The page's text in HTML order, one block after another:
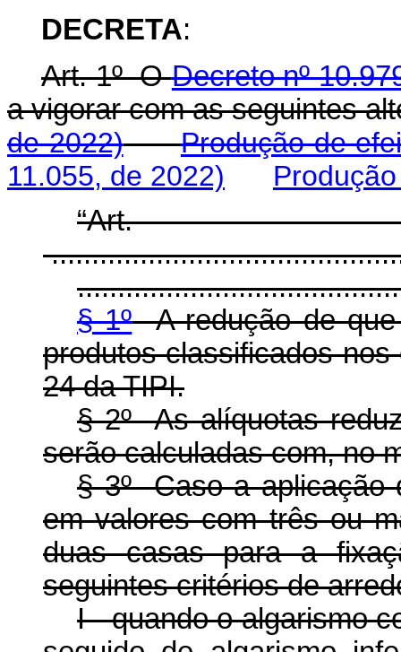
DECRETA:
Art. 1º ODecreto nº
a vigorar com as seguintes
de 2022)
Produção de
11.055, de 2022)
§ 1ºA redução de
produtos classificados
24 da TIPI.
§ 2º As alíquotas
serão calculadas com, no
§ 3º Caso a aplicação
em valores com três ou
duas casas para a
seguintes critérios de
I - quando o algarismo